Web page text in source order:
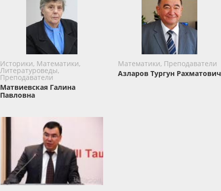
Историки, Математики,
Литературоведы,
Преподаватели
Матвиевская Галина
Павловна
Математики, Преподаватели
Азларов Тургун Рахматович